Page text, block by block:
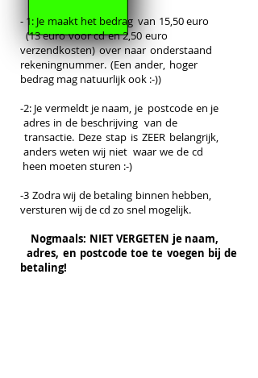
- 1: Je maakt het bedrag van 15,50 euro
(13 euro voor cd en 2,50 euro
verzendkosten) over naar onderstaand
rekeningnummer. (Een ander, hoger
bedrag mag natuurlijk ook :-))
-2: Je vermeldt je naam, je postcode en je
adres in de beschrijving van de
transactie. Deze stap is ZEER belangrijk,
anders weten wij niet waar we de cd
heen moeten sturen :-)
-3 Zodra wij de betaling binnen hebben,
versturen wij de cd zo snel mogelijk.
Nogmaals: NIET VERGETEN je naam,
adres, en postcodetoe te voegen bij de
betaling!